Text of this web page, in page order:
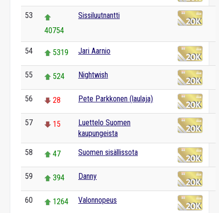
53
40754
Sissiluutnantti
54 5319 Jari Aarnio
55 524 Nightwish
56 28 Pete Parkkonen (laulaja)
57 15
Luettelo Suomen
kaupungeista
58 47 Suomen sisällissota
59 394 Danny
60 1264 Valonnopeus